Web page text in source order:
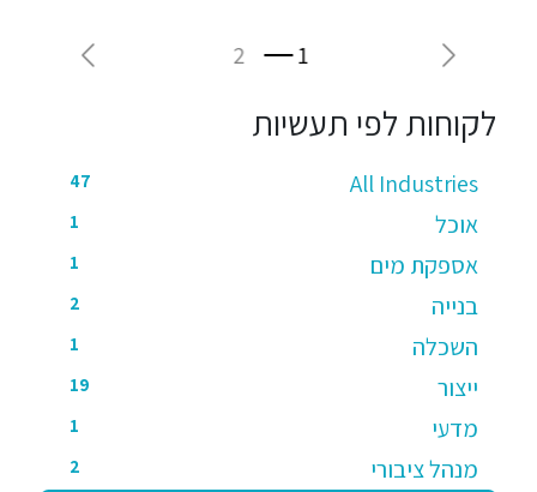
Previous
Next
לקוחות לפי תעשיות
47 All Industries
1 אוכל
1 אספקת מים
2 בנייה
1 השכלה
19 ייצור
1 מדעי
2 מנהל ציבורי